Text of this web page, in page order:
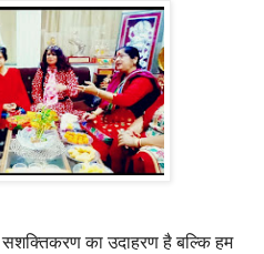
सशक्तिकरण का उदाहरण है बल्कि हम